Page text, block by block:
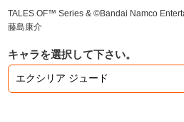
ラブライブ！スーパースター!!
モフモフパレード
TALES OF™ Series & ©Bandai Namco
藤島康介
キャラを選択して下さい。